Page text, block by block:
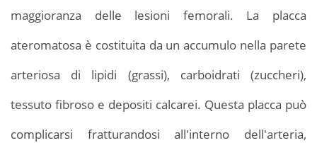
maggioranza delle lesioni femorali. La placca
ateromatosa è costituita da un accumulo nella parete
arteriosa di lipidi (grassi), carboidrati (zuccheri),
tessuto fibroso e depositi calcarei. Questa placca può
complicarsi fratturandosi all'interno dell'arteria,